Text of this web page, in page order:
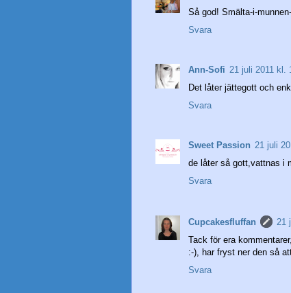
Så god! Smälta-i-
Svara
Ann-Sofi 21 juli 2011 kl.
Det låter jättegott och
Svara
Sweet Passion 21 juli
de låter så gott,vattnas i
Svara
Cupcakesfluffan
21
Tack för era
:-), har fryst ner den så
Svara